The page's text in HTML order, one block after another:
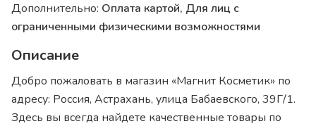
Дополнительно: Оплата картой, Для лиц с
ограниченными физическими возможностями
Описание
Добро пожаловать в магазин «Магнит Косметик» по
адресу: Россия, Астрахань, улица Бабаевского, 39Г/1.
Здесь вы всегда найдете качественные товары по